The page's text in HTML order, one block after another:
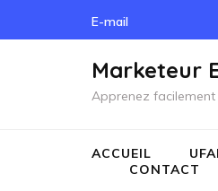
to
E-mail
Marketeur
Apprenez
ACCUEIL
CONTACT